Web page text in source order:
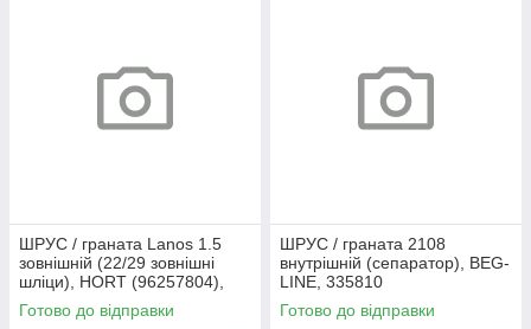
ШРУС / граната Lanos 1.5
зовнішній (22/29 зовнішні
шліци), HORT (96257804),
367785
Готово до відправки
ШРУС / граната 2108
внутрішній (сепаратор), BEG-
LINE, 335810
Готово до відправки